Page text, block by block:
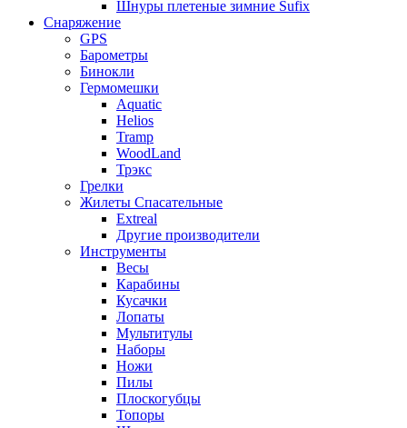
Шнуры плетеные зимние Sufix
Снаряжение
GPS
Барометры
Бинокли
Гермомешки
Aquatic
Helios
Tramp
WoodLand
Трэкс
Грелки
Жилеты Спасательные
Extreal
Другие производители
Инструменты
Весы
Карабины
Кусачки
Лопаты
Мультитулы
Наборы
Ножи
Пилы
Плоскогубцы
Топоры